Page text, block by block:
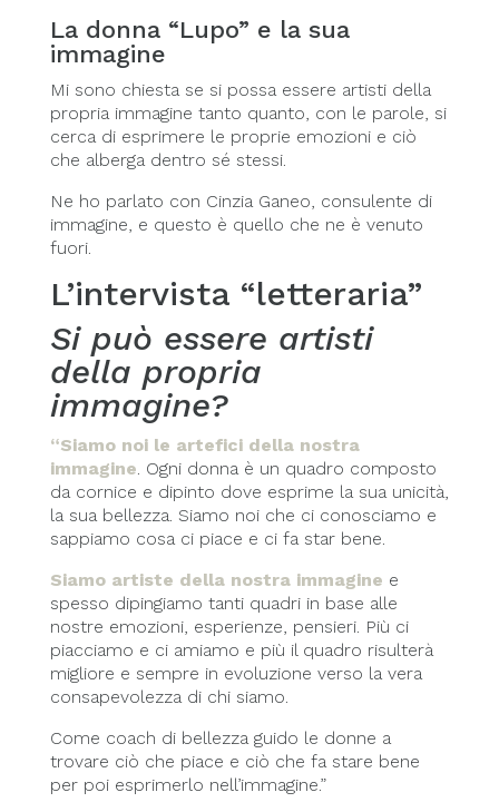
La donna “Lupo” e la sua
immagine
Mi sono chiesta se si possa essere artisti della
propria immagine tanto quanto, con le parole, si
cerca di esprimere le proprie emozioni e ciò
che alberga dentro sé stessi.
Ne ho parlato con Cinzia Ganeo, consulente di
immagine, e questo è quello che ne è venuto
fuori.
L’intervista “letteraria”
Si può essere artisti
della propria
immagine?
“Siamo noi le artefici della nostra
immagine . Ogni donna è un quadro composto
da cornice e dipinto dove esprime la sua unicità,
la sua bellezza. Siamo noi che ci conosciamo e
sappiamo cosa ci piace e ci fa star bene.
Siamo artiste della nostra immagine e
spesso dipingiamo tanti quadri in base alle
nostre emozioni, esperienze, pensieri. Più ci
piacciamo e ci amiamo e più il quadro risulterà
migliore e sempre in evoluzione verso la vera
consapevolezza di chi siamo.
Come coach di bellezza guido le donne a
trovare ciò che piace e ciò che fa stare bene
per poi esprimerlo nell’immagine.”